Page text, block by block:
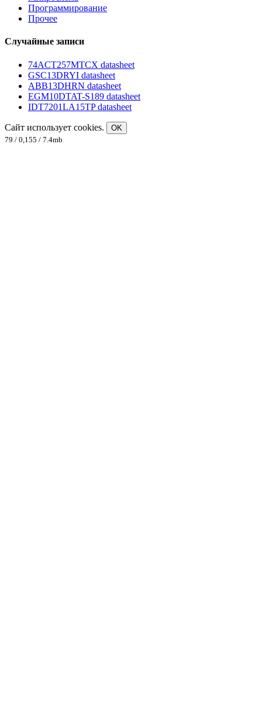
Программирование
Прочее
Случайные записи
74ACT257MTCX datasheet
GSC13DRYI datasheet
ABB13DHRN datasheet
EGM10DTAT-S189 datasheet
IDT7201LA15TP datasheet
Сайт использует cookies.
OK
79 / 0,155 / 7.4mb